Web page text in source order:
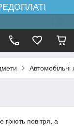
гріють повітря, а